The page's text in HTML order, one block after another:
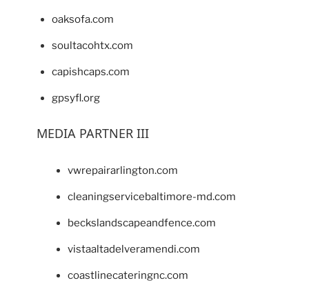
oaksofa.com
soultacohtx.com
capishcaps.com
gpsyfl.org
MEDIA PARTNER III
vwrepairarlington.com
cleaningservicebaltimore-md.com
beckslandscapeandfence.com
vistaaltadelveramendi.com
coastlinecateringnc.com